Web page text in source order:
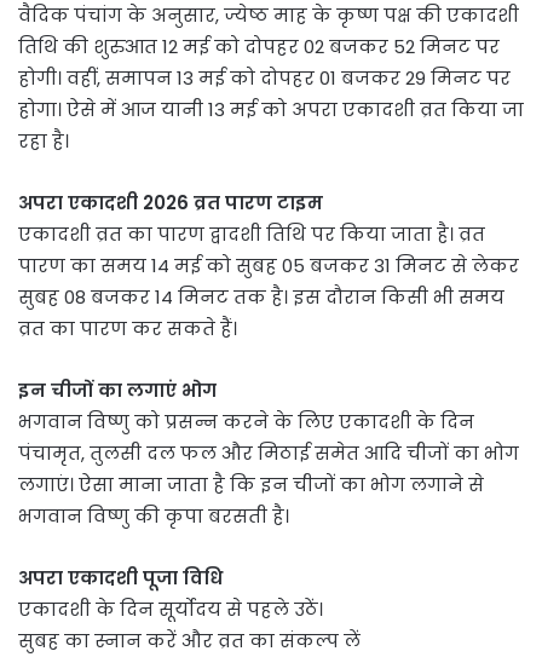
वैदिक पंचांग के अनुसार, ज्येष्ठ माह के कृष्ण पक्ष की एकादशी
तिथि की शुरुआत 12 मई को दोपहर 02 बजकर 52 मिनट पर
होगी। वहीं, समापन 13 मई को दोपहर 01 बजकर 29 मिनट पर
होगा। ऐसे में आज यानी 13 मई को अपरा एकादशी व्रत किया जा
रहा है।
अपरा एकादशी 2026 व्रत पारण टाइम
एकादशी व्रत का पारण द्वादशी तिथि पर किया जाता है। व्रत
पारण का समय 14 मई को सुबह 05 बजकर 31 मिनट से लेकर
सुबह 08 बजकर 14 मिनट तक है। इस दौरान किसी भी समय
व्रत का पारण कर सकते हैं।
इन चीजों का लगाएं भोग
भगवान विष्णु को प्रसन्न करने के लिए एकादशी के दिन
पंचामृत, तुलसी दल फल और मिठाई समेत आदि चीजों का भोग
लगाएं। ऐसा माना जाता है कि इन चीजों का भोग लगाने से
भगवान विष्णु की कृपा बरसती है।
अपरा एकादशी पूजा विधि
एकादशी के दिन सूर्योदय से पहले उठें।
सुबह का स्नान करें और व्रत का संकल्प लें